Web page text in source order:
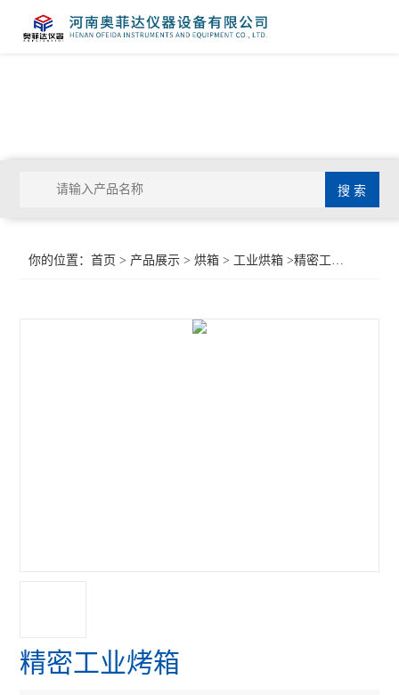
你的位置：首页 > 产品展示 >烘箱 > 工业烘箱 >精密工业烤箱
精密工业烤箱